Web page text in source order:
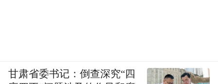
甘肃省委书记：倒查深究“四